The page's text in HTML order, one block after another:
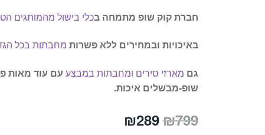
חברת קוק שופ מתמחה בכלי בישול מהמותגים
באיכויות ובמחירים ללא פשרות מחבתות בכל
גם מארזי סירים ומחבתות במבצע עם עוד מאות
שופ-מבשלים איכות.
₪799
המחיר
₪289